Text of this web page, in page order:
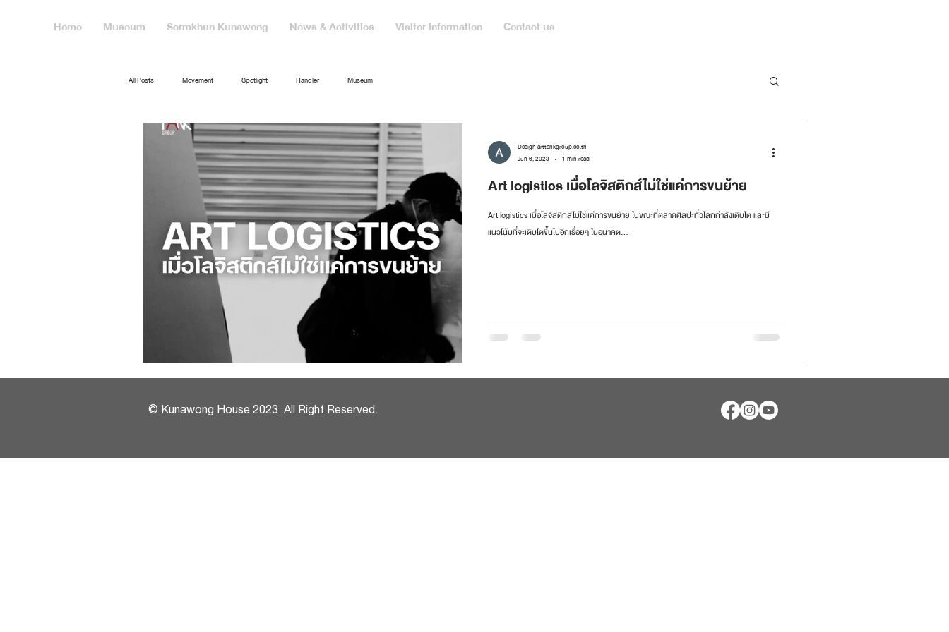
Home Museum Sermkhun Kunawong News & Activities Visitor Information Contact us
All Posts Movement Spotlight Handler Museum
Art logistics เมื่อโลจิสติกส์ไม่ใช่แค่การขนย้าย
Art logistics เมื่อโลจิสติกส์ไม่ใช่แค่การขนย้าย ในขณะที่ตลาดศิลปะทั่วโลกกำลังเติบโต และมี
แนวโน้มที่จะเติบโตขึ้นไปอีกเรื่อยๆ ในอนาคต...
Design arttankgroup.co.th
Jun 6, 2023
1 min read
© Kunawong House 2023. All Right Reserved.